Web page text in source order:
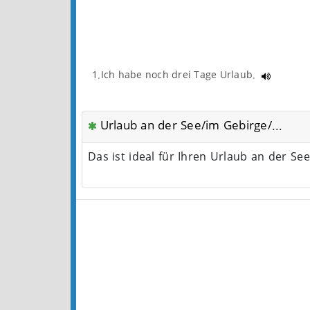
1.Ich habe noch drei Tage Urlaub.
Urlaub an der See/im Gebirge/...
Das ist ideal für Ihren Urlaub an der